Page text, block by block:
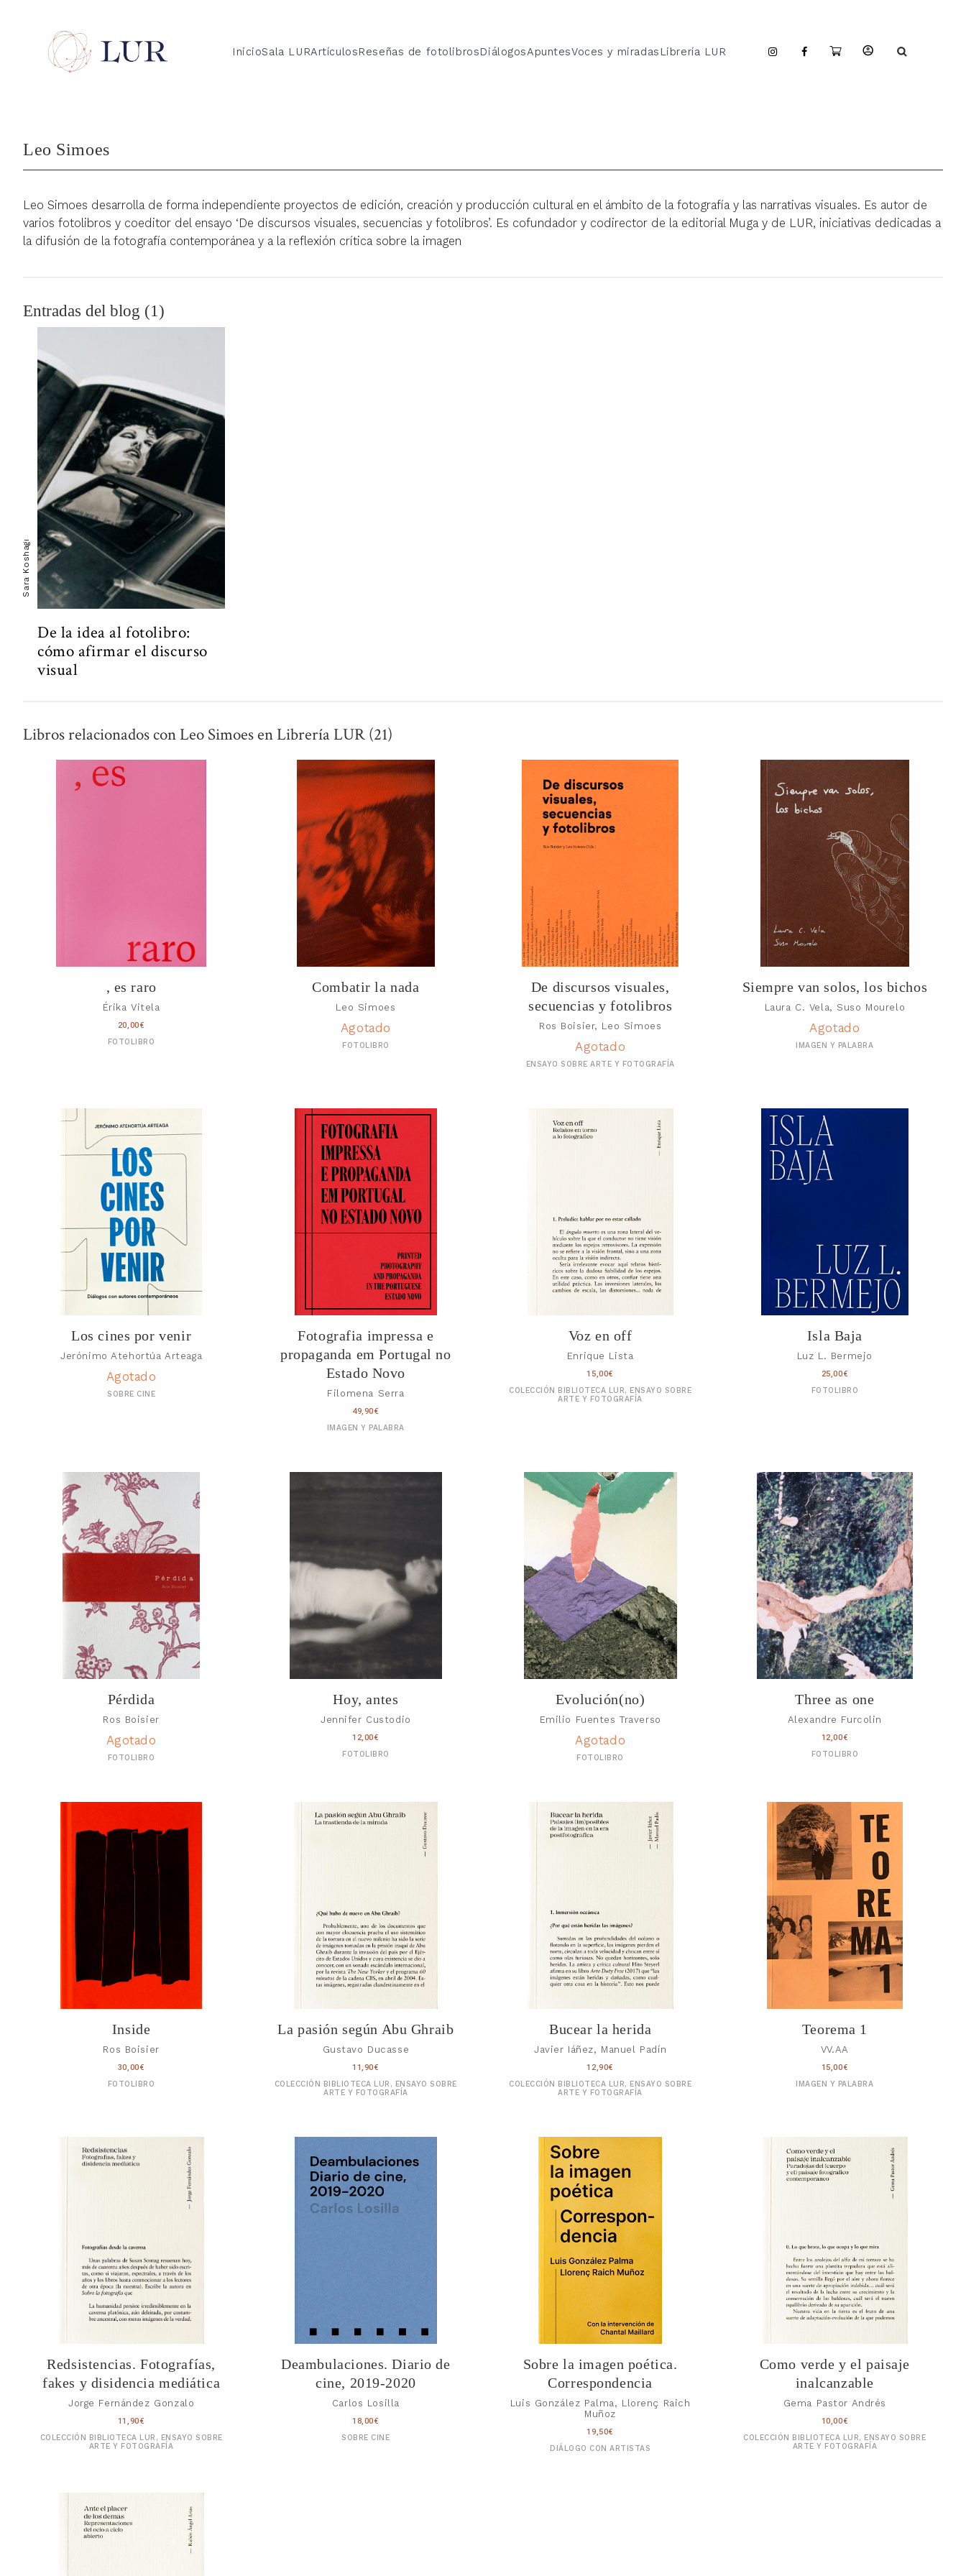
InicioSala LURArtículosReseñas de fotolibrosDiálogosApuntesVoces y miradasLibrería LUR
Leo Simoes
Leo Simoes desarrolla de forma independiente proyectos de edición, creación y producción cultural en el ámbito de la fotografía y las narrativas visuales. Es autor de
varios fotolibros y coeditor del ensayo ‘De discursos visuales, secuencias y fotolibros’. Es cofundador y codirector de la editorial Muga y de LUR, iniciativas dedicadas a
la difusión de la fotografía contemporánea y a la reflexión crítica sobre la imagen
Entradas del blog (1)
Sara Koshagi
De la idea al fotolibro:
cómo afirmar el discurso
visual
Libros relacionados con Leo Simoes en Librería LUR (21)
, es raro
Érika Vitela
20,00€
FOTOLIBRO
Combatir la nada
Leo Simoes
Agotado
FOTOLIBRO
De discursos visuales,
secuencias y fotolibros
Ros Boisier, Leo Simoes
Agotado
ENSAYO SOBRE ARTE Y FOTOGRAFÍA
Siempre van solos, los bichos
Laura C. Vela, Suso Mourelo
Agotado
IMAGEN Y PALABRA
Los cines por venir
Jerónimo Atehortúa Arteaga
Agotado
SOBRE CINE
Fotografia impressa e
propaganda em Portugal no
Estado Novo
Filomena Serra
49,90€
IMAGEN Y PALABRA
Voz en off
Enrique Lista
15,00€
COLECCIÓN BIBLIOTECA LUR, ENSAYO SOBRE
ARTE Y FOTOGRAFÍA
Isla Baja
Luz L. Bermejo
25,00€
FOTOLIBRO
Pérdida
Ros Boisier
Agotado
FOTOLIBRO
Hoy, antes
Jennifer Custodio
12,00€
FOTOLIBRO
Evolución(no)
Emilio Fuentes Traverso
Agotado
FOTOLIBRO
Three as one
Alexandre Furcolin
12,00€
FOTOLIBRO
Inside
Ros Boisier
30,00€
FOTOLIBRO
La pasión según Abu Ghraib
Gustavo Ducasse
11,90€
COLECCIÓN BIBLIOTECA LUR, ENSAYO SOBRE
ARTE Y FOTOGRAFÍA
Bucear la herida
Javier Iáñez, Manuel Padín
12,90€
COLECCIÓN BIBLIOTECA LUR, ENSAYO SOBRE
ARTE Y FOTOGRAFÍA
Teorema 1
VV.AA
15,00€
IMAGEN Y PALABRA
Redsistencias. Fotografías,
fakes y disidencia mediática
Jorge Fernández Gonzalo
11,90€
COLECCIÓN BIBLIOTECA LUR, ENSAYO SOBRE
ARTE Y FOTOGRAFÍA
Deambulaciones. Diario de
cine, 2019-2020
Carlos Losilla
18,00€
SOBRE CINE
Sobre la imagen poética.
Correspondencia
Luis González Palma, Llorenç Raich
Muñoz
19,50€
DIÁLOGO CON ARTISTAS
Como verde y el paisaje
inalcanzable
Gema Pastor Andrés
10,00€
COLECCIÓN BIBLIOTECA LUR, ENSAYO SOBRE
ARTE Y FOTOGRAFÍA